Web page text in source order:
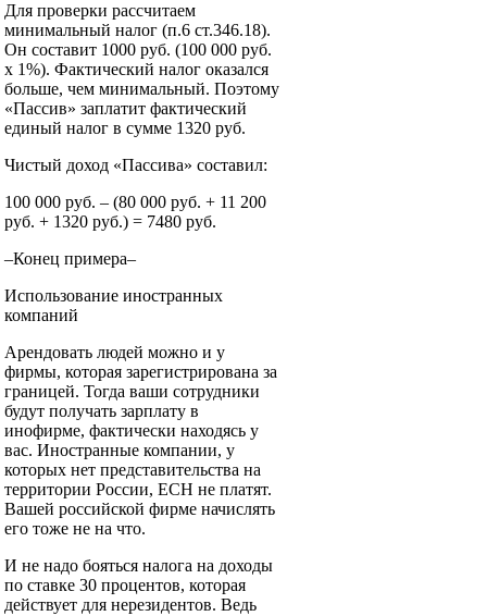
Для проверки рассчитаем
минимальный налог (п.6 ст.346.18).
Он составит 1000 руб. (100 000 руб.
х 1%). Фактический налог оказался
больше, чем минимальный. Поэтому
«Пассив» заплатит фактический
единый налог в сумме 1320 руб.
Чистый доход «Пассива» составил:
100 000 руб. – (80 000 руб. + 11 200
руб. + 1320 руб.) = 7480 руб.
–Конец примера–
Использование иностранных
компаний
Арендовать людей можно и у
фирмы, которая зарегистрирована за
границей. Тогда ваши сотрудники
будут получать зарплату в
инофирме, фактически находясь у
вас. Иностранные компании, у
которых нет представительства на
территории России, ЕСН не платят.
Вашей российской фирме начислять
его тоже не на что.
И не надо бояться налога на доходы
по ставке 30 процентов, которая
действует для нерезидентов. Ведь